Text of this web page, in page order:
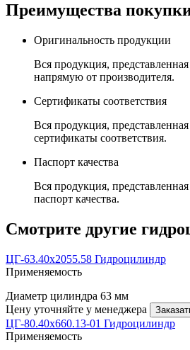
Преимущества
Оригинальность продукции
Вся продукция, представленная
напрямую от производителя.
Сертификаты соответствия
Вся продукция,
сертификаты соответствия.
Паспорт качества
Вся продукция,
паспорт качества.
Смотрите другие
ЦГ-63.40х2055.58 Гидроцилиндр
Применяемость
Диаметр цилиндра 63 мм
Цену уточняйте у менеджера
ЦГ-80.40х660.13-01 Гидроцилиндр
Применяемость